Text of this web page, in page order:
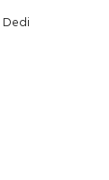
Dedi